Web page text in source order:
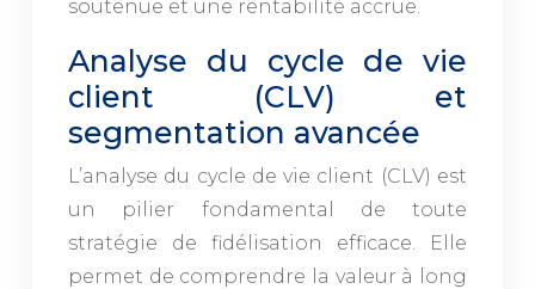
soutenue et une rentabilité accrue.
Analyse du cycle de vie
client (CLV) et
segmentation avancée
L’analyse du cycle de vie client (CLV) est
un pilier fondamental de toute
stratégie de fidélisation efficace. Elle
permet de comprendre la valeur à long